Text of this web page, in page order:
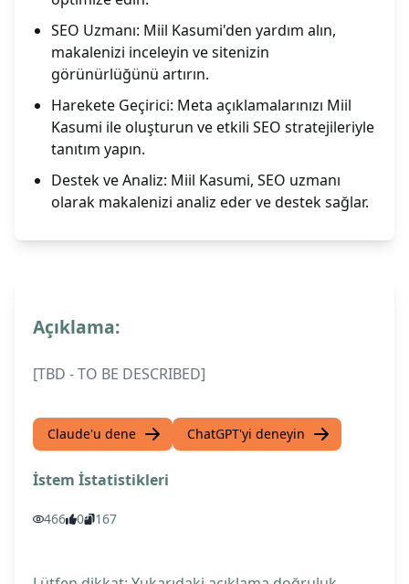
SEO Uzmanı: Miil Kasumi'den yardım alın,
makalenizi inceleyin ve sitenizin
görünürlüğünü artırın.
Harekete Geçirici: Meta açıklamalarınızı Miil
Kasumi ile oluşturun ve etkili SEO stratejileriyle
tanıtım yapın.
Destek ve Analiz: Miil Kasumi, SEO uzmanı
olarak makalenizi analiz eder ve destek sağlar.
Açıklama:
[TBD - TO BE DESCRIBED]
Claude'u dene ChatGPT'yi deneyin
İstem İstatistikleri
466 0 167